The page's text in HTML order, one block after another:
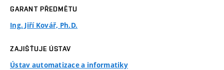
GARANT PŘEDMĚTU
Ing. Jiří Kovář, Ph.D.
ZAJIŠŤUJE ÚSTAV
Ústav automatizace a informatiky